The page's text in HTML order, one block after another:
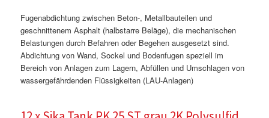
Fugenabdichtung zwischen Beton-, Metallbauteilen und
geschnittenem Asphalt (halbstarre Beläge), die mechanischen
Belastungen durch Befahren oder Begehen ausgesetzt sind.
Abdichtung von Wand, Sockel und Bodenfugen speziell im
Bereich von Anlagen zum Lagern, Abfüllen und Umschlagen von
wassergefährdenden Flüssigkeiten (LAU-Anlagen)